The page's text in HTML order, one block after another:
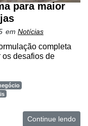
para maior
em Notícias
completa
os desafios de
Continue lendo